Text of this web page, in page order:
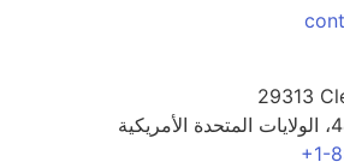
29313
+1-